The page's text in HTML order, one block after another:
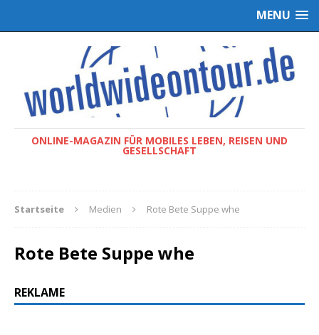
MENU
ONLINE-MAGAZIN FÜR MOBILES LEBEN, REISEN UND
GESELLSCHAFT
Startseite Medien Rote Bete Suppe whe
Rote Bete Suppe whe
REKLAME